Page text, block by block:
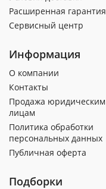
Расширенная гарантия
Сервисный центр
Информация
О компании
Контакты
Продажа юридическим
лицам
Политика обработки
персональных данных
Публичная оферта
Подборки